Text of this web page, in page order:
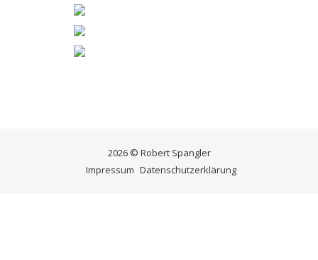
2026 © Robert Spangler
Impressum Datenschutzerklärung